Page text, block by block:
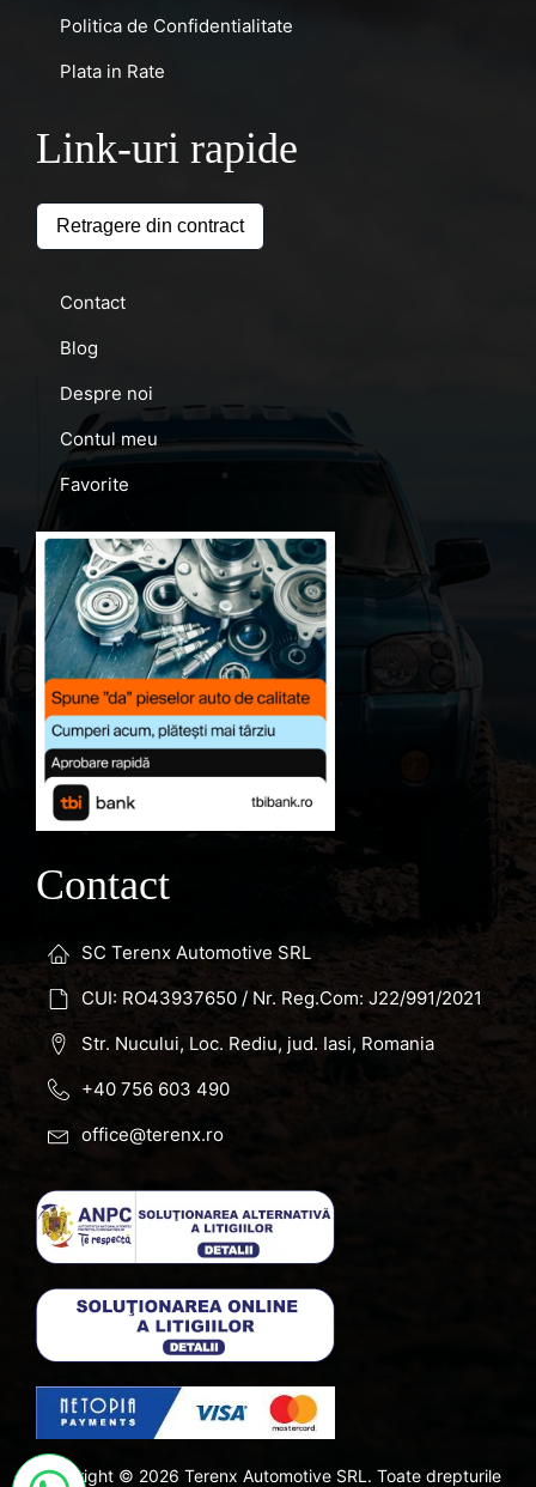
Politica de Confidentialitate
Plata in Rate
Link-uri rapide
Retragere din contract
Contact
Blog
Despre noi
Contul meu
Favorite
Contact
SC Terenx Automotive SRL
CUI: RO43937650 / Nr. Reg.Com: J22/991/2021
Str. Nucului, Loc. Rediu, jud. Iasi, Romania
+40 756 603 490
office@terenx.ro
Copyright © 2026 Terenx Automotive SRL. Toate drepturile